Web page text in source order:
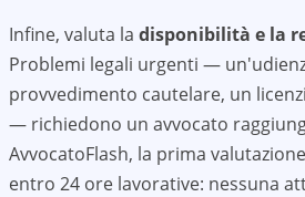
Infine, valuta la disponibilità e la
Problemi legali urgenti —
provvedimento cautelare, un
— richiedono un avvocato
AvvocatoFlash, la prima
entro 24 ore lavorative: nessuna